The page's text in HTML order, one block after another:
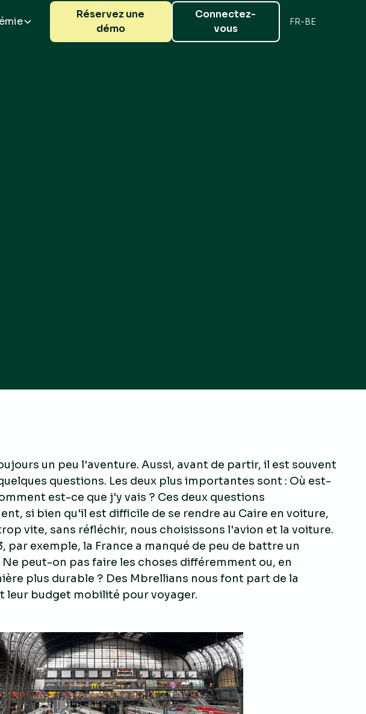
Réservez une
démo
Connectez-
vous
FR-BE
un peu l'aventure. Aussi, avant de partir, il est souvent
questions. Les deux plus importantes sont : Où est-
est-ce que j'y vais ? Ces deux questions
si bien qu'il est difficile de se rendre au Caire en voiture,
vite, sans réfléchir, nous choisissons l'avion et la voiture.
par exemple, la France a manqué de peu de battre un
peut-on pas faire les choses différemment ou, en
plus durable ? Des Mbrellians nous font part de la
leur budget mobilité pour voyager.